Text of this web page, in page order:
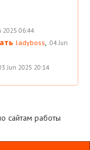
2025 06:44
ladyboss, 04 Jun
Jun 2025 20:14
сайтам работы